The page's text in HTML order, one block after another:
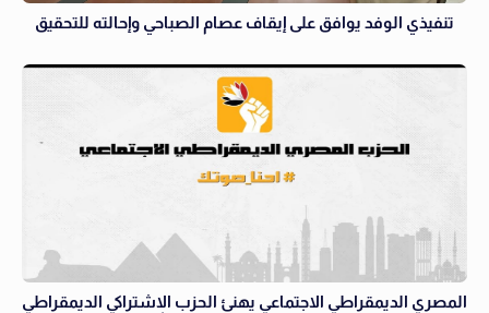
تنفيذي الوفد يوافق على إيقاف عصام الصباحي وإحالته للتحقيق
المصري الديمقراطي الاجتماعي يهنئ الحزب الاشتراكي الديمقراطي